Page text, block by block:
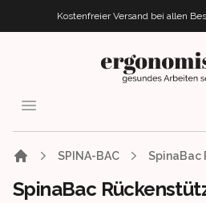
Kostenfreier Versand bei allen
Open menu
SPINA-BAC SpinaBac
SpinaBac